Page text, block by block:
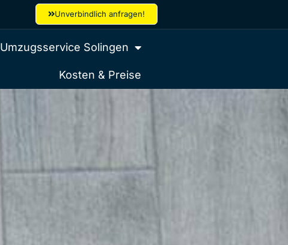
Unverbindlich anfragen!
Umzugsservice Solingen
Kosten & Preise